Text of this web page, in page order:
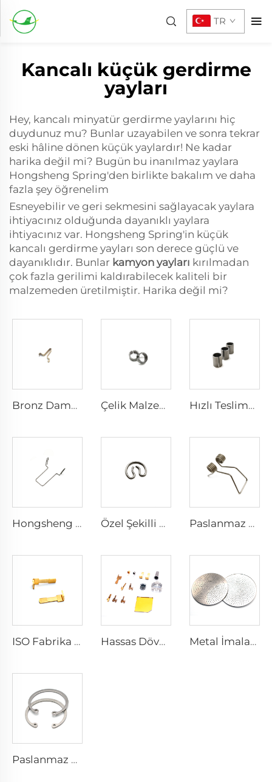
TR
Kancalı küçük gerdirme
yayları
Hey, kancalı minyatür gerdirme yaylarını hiç
duydunuz mu? Bunlar uzayabilen ve sonra tekrar
eski hâline dönen küçük yaylardır! Ne kadar
harika değil mi? Bugün bu inanılmaz yaylara
Hongsheng Spring'den birlikte bakalım ve daha
fazla şey öğrenelim
Esneyebilir ve geri sekmesini sağlayacak yaylara
ihtiyacınız olduğunda dayanıklı yaylara
ihtiyacınız var. Hongsheng Spring'in küçük
kancalı gerdirme yayları son derece güçlü ve
dayanıklıdır. Bunlar kamyon yayları kırılmadan
çok fazla gerilimi kaldırabilecek kaliteli bir
malzemeden üretilmiştir. Harika değil mi?
Bronz Damgalama Basılmış Parçalar Düz Yay Çelik Klip Çelik Malzeme Yay Sürmeli Yatak Kılıfı Bölünmüş Boru Ürünleri Hızlı Teslimat Süresi Çelik Basma Rulman Kılıfı
Hongsheng Tel Çubuğu Paslanmaz Çelik Tel Şekillendirme Eğme Yay Özel Şekilli Paslanmaz Çelik Tel Şekillendirme Metal Eğme Yay Paslanmaz Çelikli Çift Bükümlü Spiral Metal Küçük Torsiyon Yay
ISO Fabrika Pirinçli Sacın Dövülmesi Hizmeti Bakır Metal Parça Hassas Dövme Hizmeti Bakır Pirinç Paslanmaz Çelik Küçük Metal Parça Metal İmalatı Paslanmaz Çelik Servis Yuvarlak Baskı Parçaları
Paslanmaz Çelik 304 Dış Tip C-Saplamalı Yuva Tutma Halkası Mil İçin